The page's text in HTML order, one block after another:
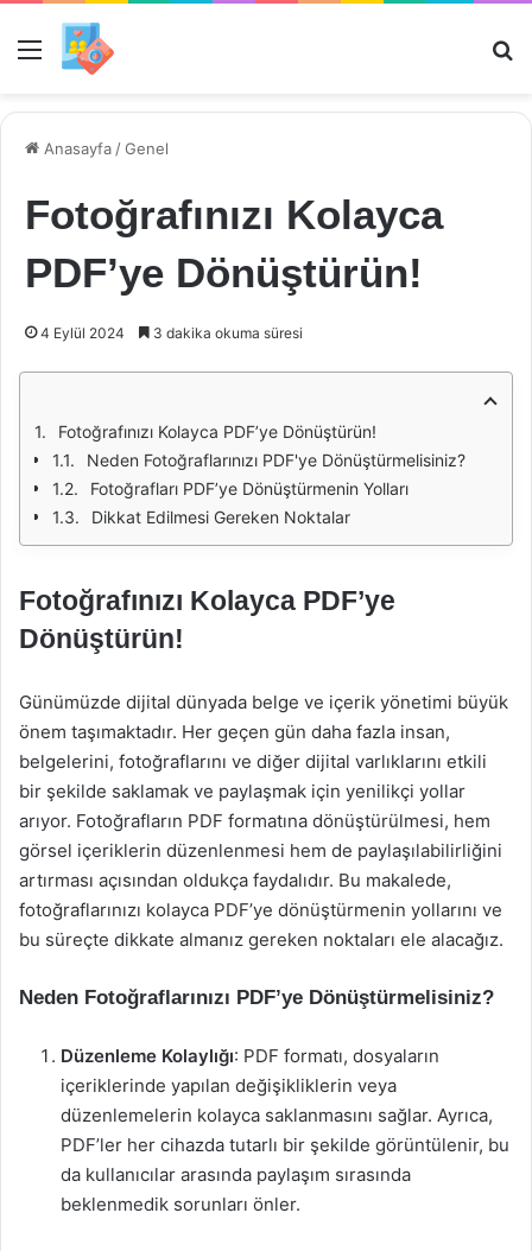
Menü
Anasayfa /Genel
Fotoğrafınızı Kolayca
PDF’ye Dönüştürün!
4 Eylül 2024 3 dakika okuma süresi
Fotoğrafınızı Kolayca PDF’ye Dönüştürün!
Neden Fotoğraflarınızı PDF'ye Dönüştürmelisiniz?
Fotoğrafları PDF’ye Dönüştürmenin Yolları
Dikkat Edilmesi Gereken Noktalar
Fotoğrafınızı Kolayca PDF’ye
Dönüştürün!
Günümüzde dijital dünyada belge ve içerik yönetimi büyük
önem taşımaktadır. Her geçen gün daha fazla insan,
belgelerini, fotoğraflarını ve diğer dijital varlıklarını etkili
bir şekilde saklamak ve paylaşmak için yenilikçi yollar
arıyor. Fotoğrafların PDF formatına dönüştürülmesi, hem
görsel içeriklerin düzenlenmesi hem de paylaşılabilirliğini
artırması açısından oldukça faydalıdır. Bu makalede,
fotoğraflarınızı kolayca PDF’ye dönüştürmenin yollarını ve
bu süreçte dikkate almanız gereken noktaları ele alacağız.
Neden Fotoğraflarınızı PDF’ye Dönüştürmelisiniz?
Düzenleme Kolaylığı: PDF formatı, dosyaların
içeriklerinde yapılan değişikliklerin veya
düzenlemelerin kolayca saklanmasını sağlar. Ayrıca,
PDF’ler her cihazda tutarlı bir şekilde görüntülenir, bu
da kullanıcılar arasında paylaşım sırasında
beklenmedik sorunları önler.